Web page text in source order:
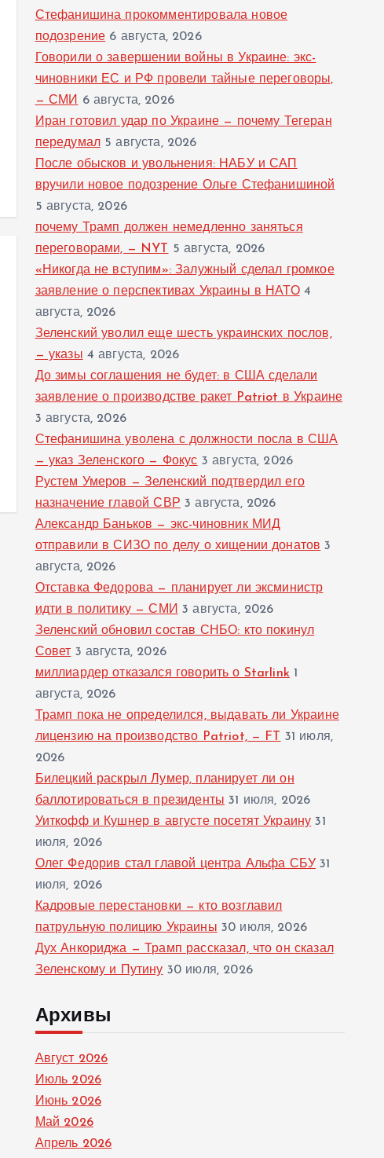
Стефанишина прокомментировала новое
подозрение 6 августа, 2026
Говорили о завершении войны в Украине: экс-
чиновники ЕС и РФ провели тайные переговоры,
— СМИ 6 августа, 2026
Иран готовил удар по Украине — почему Тегеран
передумал 5 августа, 2026
После обысков и увольнения: НАБУ и САП
вручили новое подозрение Ольге Стефанишиной
5 августа, 2026
почему Трамп должен немедленно заняться
переговорами, — NYT
5 августа, 2026
«Никогда не вступим»: Залужный сделал громкое
заявление о перспективах Украины в НАТО 4
августа, 2026
Зеленский уволил еще шесть украинских послов,
— указы 4 августа, 2026
До зимы соглашения не будет: в США сделали
заявление о производстве ракет Patriot в Украине
3 августа, 2026
Стефанишина уволена с должности посла в США
— указ Зеленского — Фокус 3 августа, 2026
Рустем Умеров — Зеленский подтвердил его
назначение главой СВР 3 августа, 2026
Александр Баньков — экс-чиновник МИД
отправили в СИЗО по делу о хищении донатов 3
августа, 2026
Отставка Федорова — планирует ли эксминистр
идти в политику — СМИ 3 августа, 2026
Зеленский обновил состав СНБО: кто покинул
Совет 3 августа, 2026
миллиардер отказался говорить о Starlink 1
августа, 2026
Трамп пока не определился, выдавать ли Украине
лицензию на производство Patriot, — FT
31 июля,
2026
Билецкий раскрыл Лумер, планирует ли он
баллотироваться в президенты 31 июля, 2026
Уиткофф и Кушнер в августе посетят Украину 31
июля, 2026
Олег Федорив стал главой центра Альфа СБУ 31
июля, 2026
Кадровые перестановки — кто возглавил
патрульную полицию Украины 30 июля, 2026
Дух Анкориджа — Трамп рассказал, что он сказал
Зеленскому и Путину 30 июля, 2026
Архивы
Август 2026
Июль 2026
Июнь 2026
Май 2026
Апрель 2026